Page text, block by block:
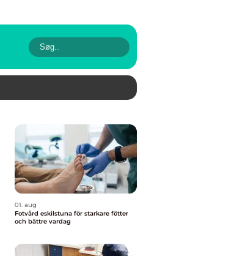
01. aug
Fotvård eskilstuna för starkare fötter
och bättre vardag